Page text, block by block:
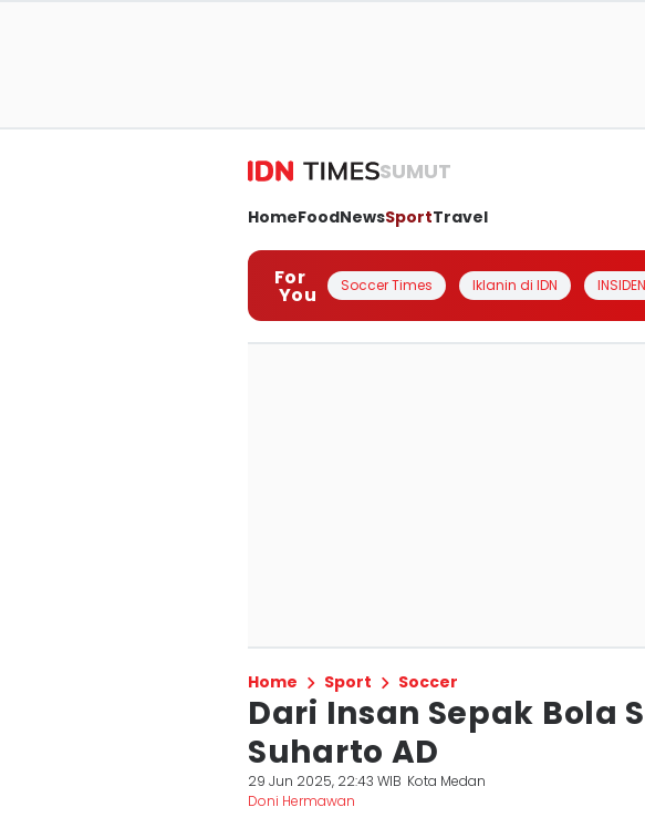
SUMUT
HomeFoodNewsSportTravel
For
You Soccer Times Iklanin di IDN
Home Sport Soccer
Dari Insan Sepak Bola
Suharto AD
29 Jun 2025, 22:43 WIB Kota Medan
Doni Hermawan